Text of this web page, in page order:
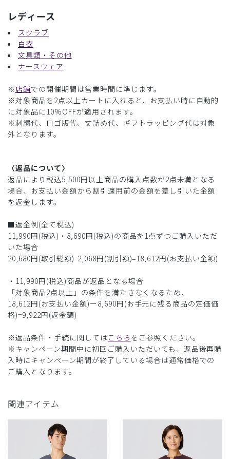
レディース
スクラブ
白衣
文具類・その他
ナースウェア
※店舗での開催期間は営業時間に準じます。
※対象商品を2点以上カートに入れると、お支払い時に自動的
に対象品に10%OFFが適用されます。
※刺繍代、ロゴ版代、丈詰め代、ギフトラッピング代は対象
外となります。
〈返品について〉
返品により税込5,500円以上商品の購入点数が2点未満となる
場合、お支払い金額から割引適用前の金額を差し引いた金額
を返金します。
■返金例(全て税込)
11,990円(税込)・8,690円(税込)の商品を1点ずつご購入いただ
いた場合
20,680円(取引総額)-2,068円(割引額)=18,612円(お支払い金額)
・11,990円(税込)商品が返品となる場合
「対象商品2点以上」の条件を満たさなくなるため、
18,612円(お支払い金額)ー8,690円(お手元に残る商品の定価価
格)=9,922円(返金額)
※返品条件・手続に関してはこちら をご参照ください。
※キャンペーン期間中に初回ご購入いただいても、返品後再購
入時にキャンペーン期間が終了している場合は通常価格での
ご購入となります。
関連アイテム